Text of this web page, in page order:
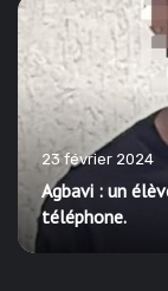
23 février 2024
Agbavi : un
téléphone.